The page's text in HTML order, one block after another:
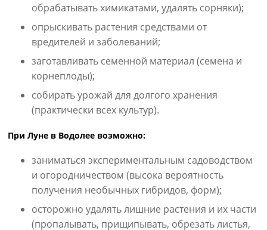
обрабатывать химикатами, удалять сорняки);
опрыскивать растения средствами от
вредителей и заболеваний;
заготавливать семенной материал (семена и
корнеплоды);
собирать урожай для долгого хранения
(практически всех культур).
При Луне в Водолее возможно:
заниматься экспериментальным садоводством
и огородничеством (высока вероятность
получения необычных гибридов, форм);
осторожно удалять лишние растения и их части
(пропалывать, прищипывать, обрезать листья,